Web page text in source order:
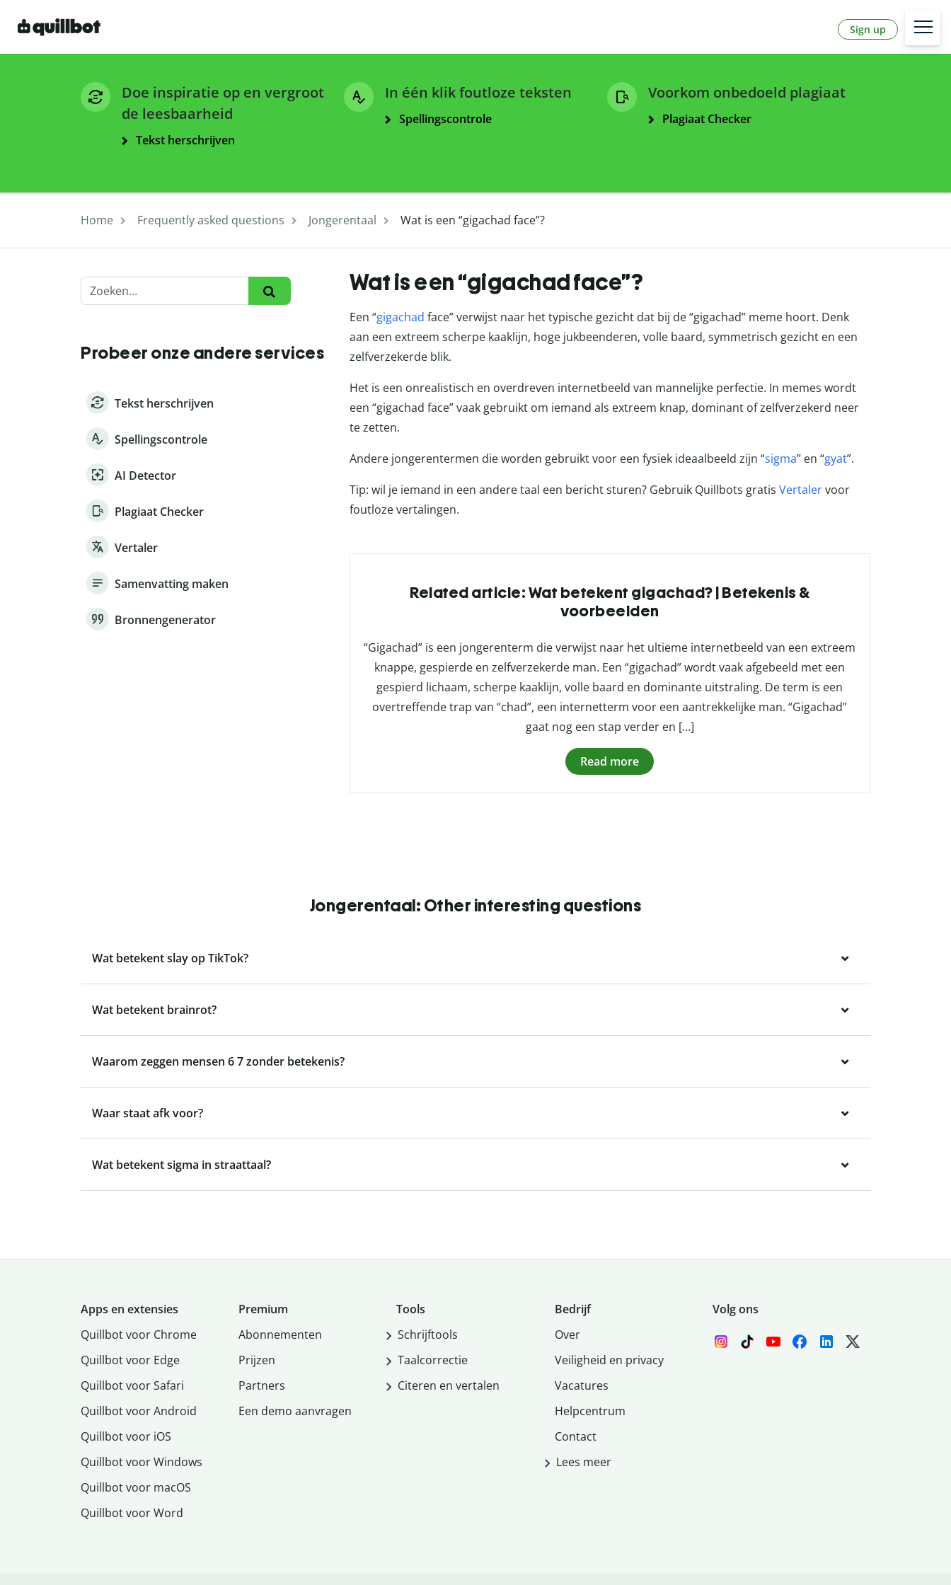
Sign up
Doe inspiratie op en vergroot
de leesbaarheid
Tekst herschrijven
In één klik foutloze teksten
Spellingscontrole
Voorkom onbedoeld plagiaat
Plagiaat Checker
Home Frequently asked questions Jongerentaal Wat is een “gigachad face”?
Probeer onze andere services
Tekst herschrijven
Spellingscontrole
AI Detector
Plagiaat Checker
Vertaler
Samenvatting maken
Bronnengenerator
Wat is een “gigachad face”?
Een “gigachad face” verwijst naar het typische gezicht dat bij de “gigachad” meme hoort. Denk
aan een extreem scherpe kaaklijn, hoge jukbeenderen, volle baard, symmetrisch gezicht en een
zelfverzekerde blik.
Het is een onrealistisch en overdreven internetbeeld van mannelijke perfectie. In memes wordt
een “gigachad face” vaak gebruikt om iemand als extreem knap, dominant of zelfverzekerd neer
te zetten.
Andere jongerentermen die worden gebruikt voor een fysiek ideaalbeeld zijn “sigma” en “gyat”.
Tip: wil je iemand in een andere taal een bericht sturen? Gebruik Quillbots gratis Vertalervoor
foutloze vertalingen.
Related article: Wat betekent gigachad? | Betekenis &
voorbeelden
“Gigachad” is een jongerenterm die verwijst naar het ultieme internetbeeld van een extreem
knappe, gespierde en zelfverzekerde man. Een “gigachad” wordt vaak afgebeeld met een
gespierd lichaam, scherpe kaaklijn, volle baard en dominante uitstraling. De term is een
overtreffende trap van “chad”, een internetterm voor een aantrekkelijke man. “Gigachad”
gaat nog een stap verder en […]
Read more
Jongerentaal: Other interesting questions
Wat betekent slay op TikTok?
Wat betekent brainrot?
Waarom zeggen mensen 6 7 zonder betekenis?
Waar staat afk voor?
Wat betekent sigma in straattaal?
Apps en extensies
Quillbot voor Chrome
Quillbot voor Edge
Quillbot voor Safari
Quillbot voor Android
Quillbot voor iOS
Quillbot voor Windows
Quillbot voor macOS
Quillbot voor Word
Premium
Abonnementen
Prijzen
Partners
Een demo aanvragen
Tools
Schrijftools
Taalcorrectie
Citeren en vertalen
Bedrijf
Over
Veiligheid en privacy
Vacatures
Helpcentrum
Contact
Lees meer
Volg ons